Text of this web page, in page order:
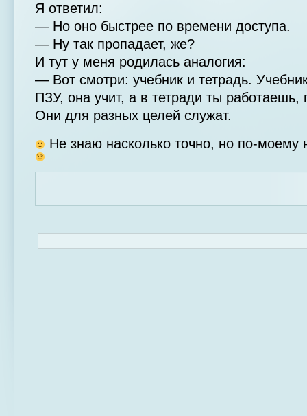
Я ответил:
— Но оно быстрее по времени доступа.
— Ну так пропадает, же?
И тут у меня родилась аналогия:
— Вот смотри: учебник и тетрадь.
ПЗУ, она учит, а в тетради ты
Они для разных целей служат.
Не знаю насколько точно, но по-моему